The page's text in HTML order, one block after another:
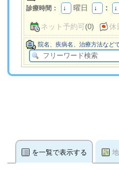
診療時間： 曜日 ：
ネット予約可(0) 休
院名、疾病名、治療方法など
を一覧で表示する